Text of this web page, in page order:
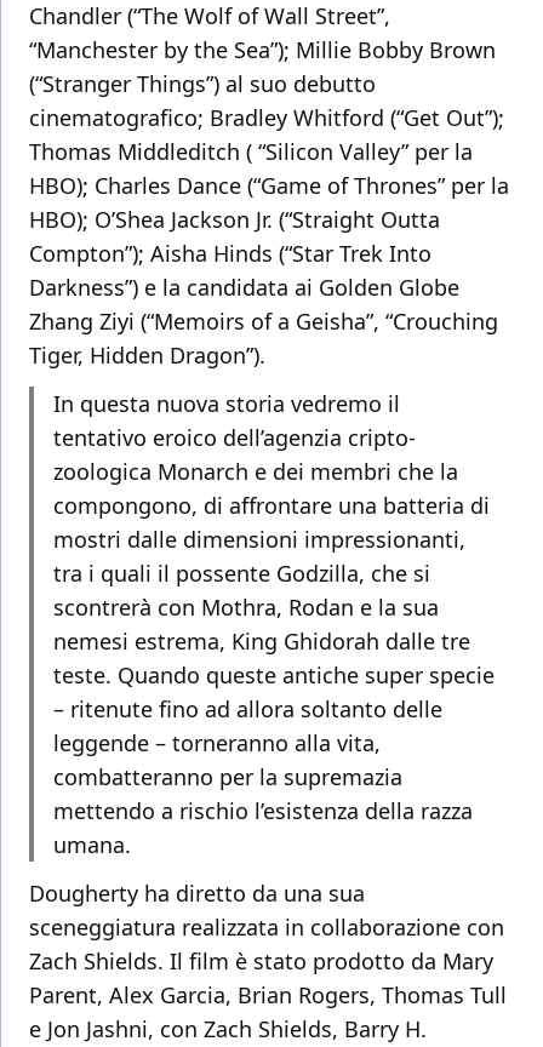
Chandler (“The Wolf of Wall Street”,
“Manchester by the Sea”); Millie Bobby Brown
(“Stranger Things”) al suo debutto
cinematografico; Bradley Whitford (“Get Out”);
Thomas Middleditch ( “Silicon Valley” per la
HBO); Charles Dance (“Game of Thrones” per la
HBO); O’Shea Jackson Jr. (“Straight Outta
Compton”); Aisha Hinds (“Star Trek Into
Darkness”) e la candidata ai Golden Globe
Zhang Ziyi (“Memoirs of a Geisha”, “Crouching
Tiger, Hidden Dragon”).
In questa nuova storia vedremo il
tentativo eroico dell’agenzia cripto-
zoologica Monarch e dei membri che la
compongono, di affrontare una batteria di
mostri dalle dimensioni impressionanti,
tra i quali il possente Godzilla, che si
scontrerà con Mothra, Rodan e la sua
nemesi estrema, King Ghidorah dalle tre
teste. Quando queste antiche super specie
– ritenute fino ad allora soltanto delle
leggende – torneranno alla vita,
combatteranno per la supremazia
mettendo a rischio l’esistenza della razza
umana.
Dougherty ha diretto da una sua
sceneggiatura realizzata in collaborazione con
Zach Shields. Il film è stato prodotto da Mary
Parent, Alex Garcia, Brian Rogers, Thomas Tull
e Jon Jashni, con Zach Shields, Barry H.